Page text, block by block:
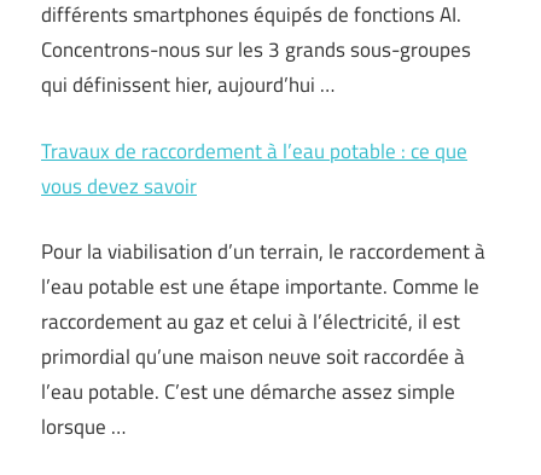
différents smartphones équipés de fonctions AI.
Concentrons-nous sur les 3 grands sous-groupes
qui définissent hier, aujourd’hui …
Travaux de raccordement à l’eau potable : ce que
vous devez savoir
Pour la viabilisation d’un terrain, le raccordement à
l’eau potable est une étape importante. Comme le
raccordement au gaz et celui à l’électricité, il est
primordial qu’une maison neuve soit raccordée à
l’eau potable. C’est une démarche assez simple
lorsque …